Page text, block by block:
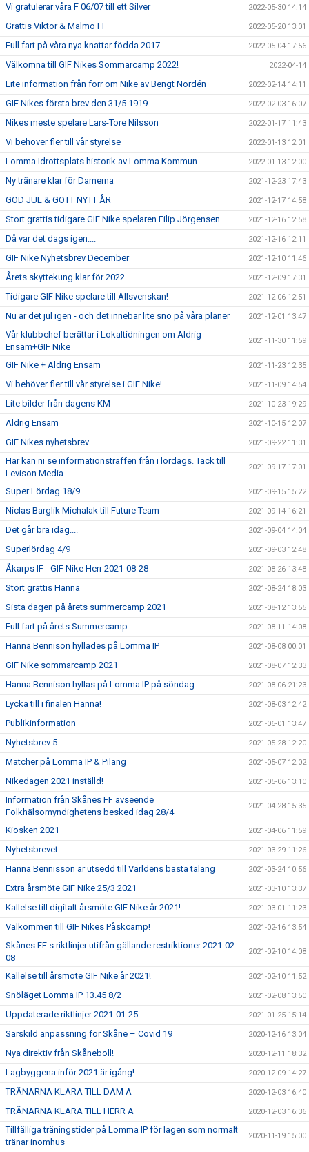
Vi gratulerar våra F 06/07 till ett Silver 2022-05-30 14:14
Grattis Viktor & Malmö FF 2022-05-20 13:01
Full fart på våra nya knattar födda 2017 2022-05-04 17:56
Välkomna till GIF Nikes Sommarcamp 2022! 2022-04-14
Lite information från förr om Nike av Bengt Nordén 2022-02-14 14:11
GIF Nikes första brev den 31/5 1919 2022-02-03 16:07
Nikes meste spelare Lars-Tore Nilsson 2022-01-17 11:43
Vi behöver fler till vår styrelse 2022-01-13 12:01
Lomma Idrottsplats historik av Lomma Kommun 2022-01-13 12:00
Ny tränare klar för Damerna 2021-12-23 17:43
GOD JUL & GOTT NYTT ÅR 2021-12-17 14:58
Stort grattis tidigare GIF Nike spelaren Filip Jörgensen 2021-12-16 12:58
Då var det dags igen.... 2021-12-16 12:11
GIF Nike Nyhetsbrev December 2021-12-10 11:46
Årets skyttekung klar för 2022 2021-12-09 17:31
Tidigare GIF Nike spelare till Allsvenskan! 2021-12-06 12:51
Nu är det jul igen - och det innebär lite snö på våra planer 2021-12-01 13:47
Vår klubbchef berättar i Lokaltidningen om Aldrig
Ensam+GIF Nike
2021-11-30 11:59
GIF Nike + Aldrig Ensam 2021-11-23 12:35
Vi behöver fler till vår styrelse i GIF Nike! 2021-11-09 14:54
Lite bilder från dagens KM 2021-10-23 19:29
Aldrig Ensam 2021-10-15 12:07
GIF Nikes nyhetsbrev 2021-09-22 11:31
Här kan ni se informationsträffen från i lördags. Tack till
Levison Media
2021-09-17 17:01
Super Lördag 18/9 2021-09-15 15:22
Niclas Barglik Michalak till Future Team 2021-09-14 16:21
Det går bra idag.... 2021-09-04 14:04
Superlördag 4/9 2021-09-03 12:48
Åkarps IF - GIF Nike Herr 2021-08-28 2021-08-26 13:48
Stort grattis Hanna 2021-08-24 18:03
Sista dagen på årets summercamp 2021 2021-08-12 13:55
Full fart på årets Summercamp 2021-08-11 14:08
Hanna Bennison hyllades på Lomma IP 2021-08-08 00:01
GIF Nike sommarcamp 2021 2021-08-07 12:33
Hanna Bennison hyllas på Lomma IP på söndag 2021-08-06 21:23
Lycka till i finalen Hanna! 2021-08-03 12:42
Publikinformation 2021-06-01 13:47
Nyhetsbrev 5 2021-05-28 12:20
Matcher på Lomma IP & Piläng 2021-05-07 12:02
Nikedagen 2021 inställd! 2021-05-06 13:10
Information från Skånes FF avseende
Folkhälsomyndighetens besked idag 28/4
2021-04-28 15:35
Kiosken 2021 2021-04-06 11:59
Nyhetsbrevet 2021-03-29 11:26
Hanna Bennisson är utsedd till Världens bästa talang 2021-03-24 10:56
Extra årsmöte GIF Nike 25/3 2021 2021-03-10 13:37
Kallelse till digitalt årsmöte GIF Nike år 2021! 2021-03-01 11:23
Välkommen till GIF Nikes Påskcamp! 2021-02-16 13:54
Skånes FF:s riktlinjer utifrån gällande restriktioner 2021-02-
08
2021-02-10 14:08
Kallelse till årsmöte GIF Nike år 2021! 2021-02-10 11:52
Snöläget Lomma IP 13.45 8/2 2021-02-08 13:50
Uppdaterade riktlinjer 2021-01-25 2021-01-25 15:14
Särskild anpassning för Skåne – Covid 19 2020-12-16 13:04
Nya direktiv från Skåneboll! 2020-12-11 18:32
Lagbyggena inför 2021 är igång! 2020-12-09 14:27
TRÄNARNA KLARA TILL DAM A 2020-12-03 16:40
TRÄNARNA KLARA TILL HERR A 2020-12-03 16:36
Tillfälliga träningstider på Lomma IP för lagen som normalt
tränar inomhus
2020-11-19 15:00